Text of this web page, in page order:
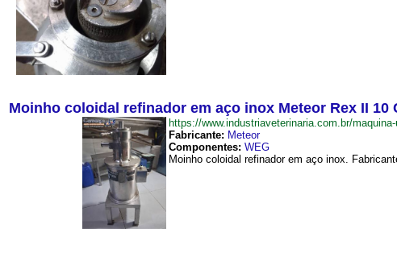
Moinho coloidal refinador em aço inox Meteor Rex II 10
https://www.industriaveterinaria.com.br/
Fabricante: Meteor
Componentes: WEG
Moinho coloidal refinador em aço inox.